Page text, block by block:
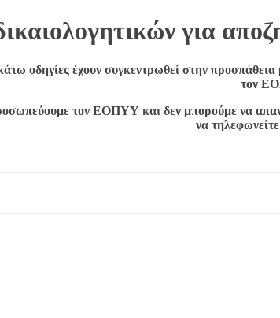
για
οδηγίες έχουν συγκεντρωθεί στην
τον
τον ΕΟΠΥΥ και δεν μπορούμε να
να